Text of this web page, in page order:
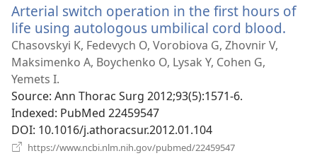
Arterial switch operation in the first hours of
life using autologous umbilical cord blood.
Chasovskyi K, Fedevych O, Vorobiova G, Zhovnir V,
Maksimenko A, Boychenko O, Lysak Y, Cohen G,
Yemets I.
Source‎: Ann Thorac Surg 2012;93(5):1571-6.
Indexed‎: PubMed 22459547
DOI‎: 10.1016/j.athoracsur.2012.01.104
https://www.ncbi.nlm.nih.gov/pubmed/22459547